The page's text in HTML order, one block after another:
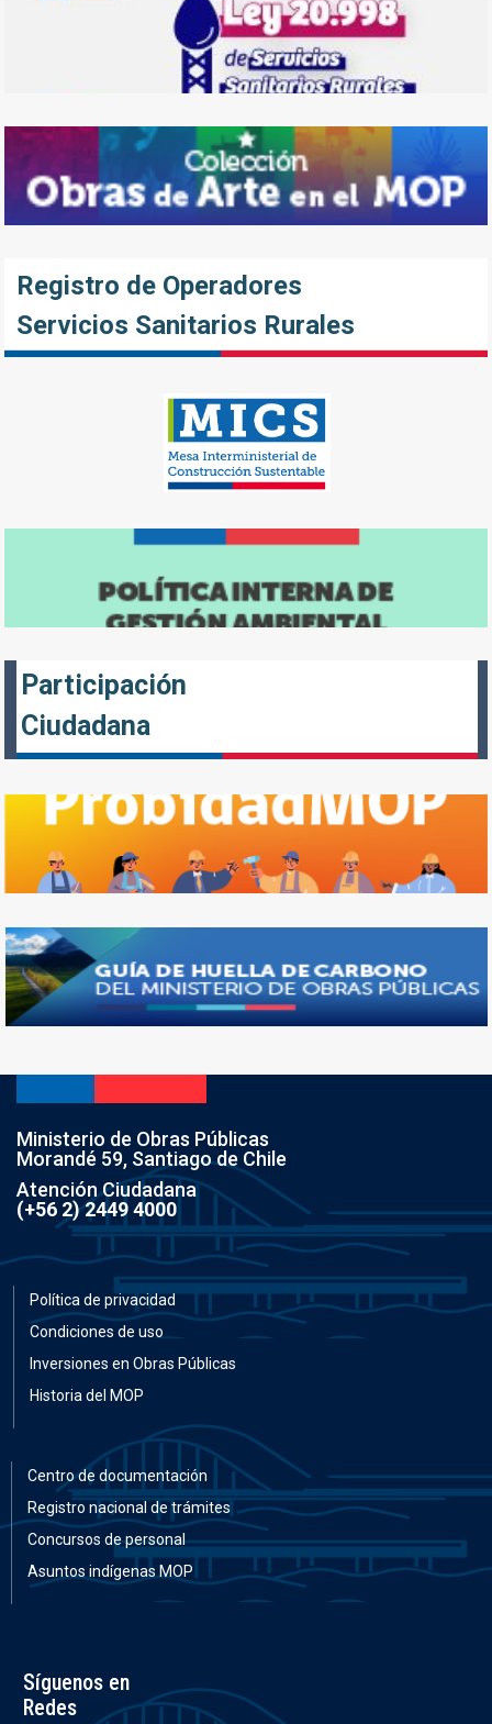
Registro de Operadores
Servicios Sanitarios Rurales
Participación
Ciudadana
Ministerio de Obras Públicas
Morandé 59, Santiago de Chile
Atención Ciudadana
(+56 2) 2449 4000
Política de privacidad
Condiciones de uso
Inversiones en Obras Públicas
Historia del MOP
Centro de documentación
Registro nacional de trámites
Concursos de personal
Asuntos indígenas MOP
Síguenos en
Redes